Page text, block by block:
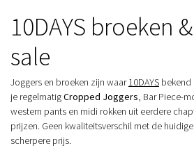
10DAYS broeken
sale
Joggers en broeken zijn waar10DAYS bekend
je regelmatigCropped Joggers , Bar Piece-
western pants en midi rokken uit eerdere
prijzen. Geen kwaliteitsverschil met de
scherpere prijs.